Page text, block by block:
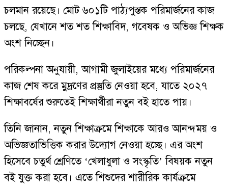
চলমান রয়েছে। মোট ৬০১টি পাঠ্যপুস্তক পরিমার্জনের কাজ
চলছে, যেখানে শত শত শিক্ষাবিদ, গবেষক ও অভিজ্ঞ শিক্ষক
অংশ নিচ্ছেন।
পরিকল্পনা অনুযায়ী, আগামী জুলাইয়ের মধ্যে পরিমার্জনের
কাজ শেষ করে মুদ্রণের প্রস্তুতি নেওয়া হবে, যাতে ২০২৭
শিক্ষাবর্ষের শুরুতেই শিক্ষার্থীরা নতুন বই হাতে পায়।
তিনি জানান, নতুন শিক্ষাক্রমে শিক্ষাকে আরও আনন্দময় ও
অভিজ্ঞতাভিত্তিক করার উদ্যোগ নেওয়া হচ্ছে। এর অংশ
হিসেবে চতুর্থ শ্রেণিতে ‘খেলাধুলা ও সংস্কৃতি’ বিষয়ক নতুন
বই যুক্ত করা হবে। এতে শিশুদের শারীরিক কার্যক্রমে